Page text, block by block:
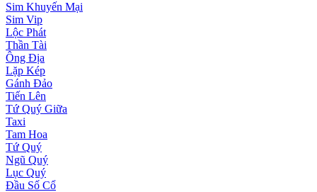
Sim Khuyến Mại
Sim Vip
Lộc Phát
Thần Tài
Ông Địa
Lặp Kép
Gánh Đảo
Tiến Lên
Tứ Quý Giữa
Taxi
Tam Hoa
Tứ Quý
Ngũ Quý
Lục Quý
Đầu Số Cổ